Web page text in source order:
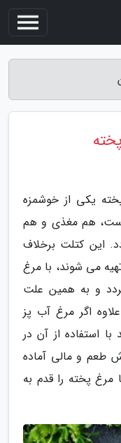
یکی از خوشمزه
هم مغذی و هم
این کتلت برخلاف
می شوند، با مرغ
و به همین علت
اگر مرغ آب پز
با استفاده از آن در
طعم و مالی آماده
مرغ پخته را قدم به